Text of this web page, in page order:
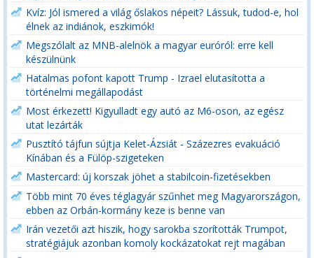
Kvíz: Jól ismered a világ őslakos népeit? Lássuk, tudod-e, hol
élnek az indiánok, eszkimók!
Megszólalt az MNB-alelnök a magyar euróról: erre kell
készülnünk
Hatalmas pofont kapott Trump - Izrael elutasította a
történelmi megállapodást
Most érkezett! Kigyulladt egy autó az M6-oson, az egész
utat lezárták
Pusztító tájfun sújtja Kelet-Ázsiát - Százezres evakuáció
Kínában és a Fülöp-szigeteken
Mastercard: új korszak jöhet a stabilcoin-fizetésekben
Több mint 70 éves téglagyár szűnhet meg Magyarországon,
ebben az Orbán-kormány keze is benne van
Irán vezetői azt hiszik, hogy sarokba szorították Trumpot,
stratégiájuk azonban komoly kockázatokat rejt magában